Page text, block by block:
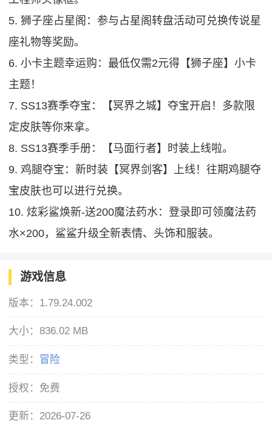
5. 狮子座占星阁：参与占星阁转盘活动可兑换传说星
座礼物等奖励。
6. 小卡主题幸运购：最低仅需2元得【狮子座】小卡
主题！
7. SS13赛季夺宝：【冥界之城】夺宝开启！多款限
定皮肤等你来拿。
8. SS13赛季手册：【马面行者】时装上线啦。
9. 鸡腿夺宝：新时装【冥界剑客】上线！往期鸡腿夺
宝皮肤也可以进行兑换。
10. 炫彩鲨焕新-送200魔法药水：登录即可领魔法药
水×200，鲨鲨升级全新表情、头饰和服装。
游戏信息
版本： 1.79.24.002
大小：836.02 MB
类型： 冒险
授权： 免费
更新： 2026-07-26